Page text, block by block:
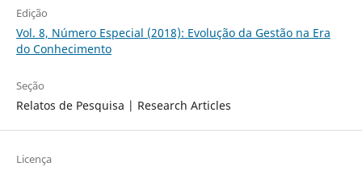
Edição
Vol. 8, Número Especial (2018): Evolução da Gestão na Era
do Conhecimento
Seção
Relatos de Pesquisa | Research Articles
Licença